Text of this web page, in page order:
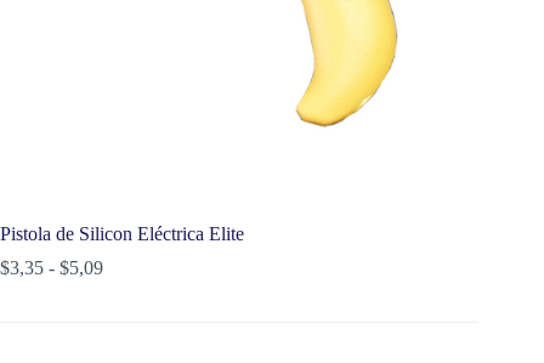
Pistola de Silicon Eléctrica Elite
$3,35 - $5,09Rango